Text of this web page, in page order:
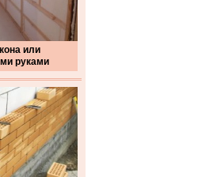
или
руками